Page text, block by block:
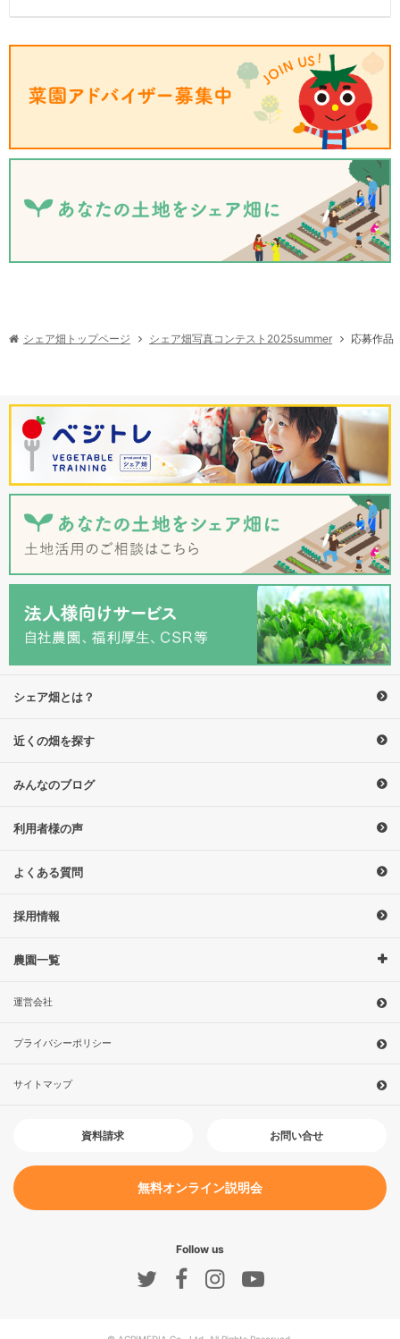
シェア畑トップページ シェア畑写真コンテスト2025summer 応募作品
シェア畑とは？
近くの畑を探す
みんなのブログ
利用者様の声
よくある質問
採用情報
農園一覧
運営会社
プライバシーポリシー
サイトマップ
資料請求 お問い合せ
無料オンライン説明会
Follow us